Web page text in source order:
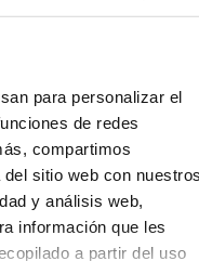
para personalizar el
de redes
compartimos
sitio web con
y análisis web,
información que les
a partir del uso